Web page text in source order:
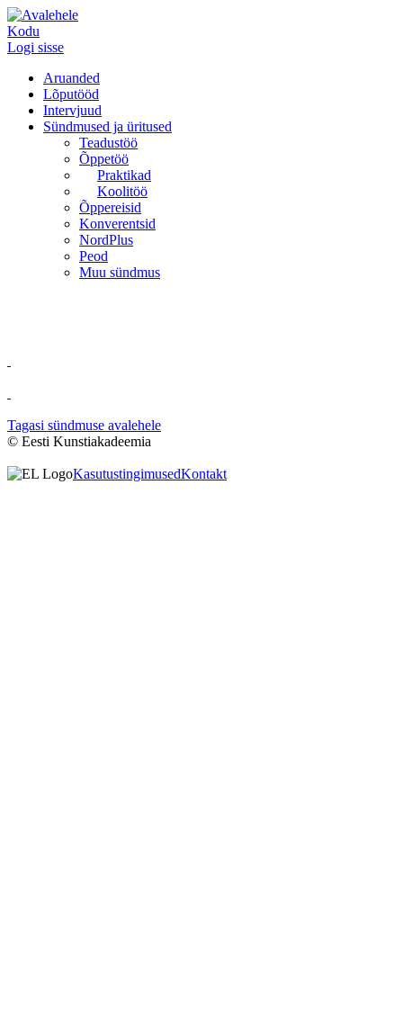
Kodu
Logi sisse
Aruanded
Lõputööd
Intervjuud
Sündmused ja üritused
Teadustöö
Õppetöö
Praktikad
Koolitöö
Õppereisid
Konverentsid
NordPlus
Peod
Muu sündmus
Tagasi sündmuse avalehele
© Eesti Kunstiakadeemia
KasutustingimusedKontakt